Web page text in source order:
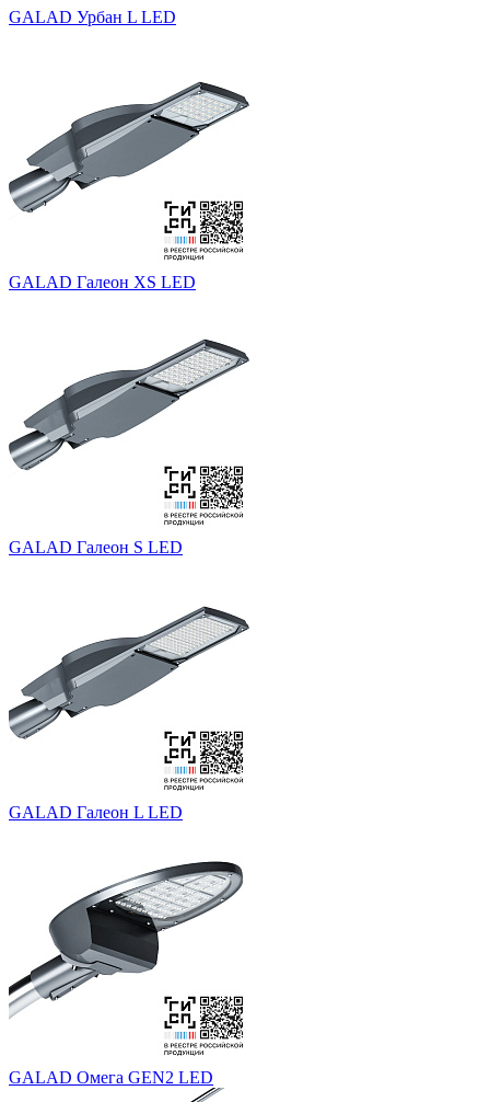
GALAD Урбан L LED
GALAD Галеон XS LED
GALAD Галеон S LED
GALAD Галеон L LED
GALAD Омега GEN2 LED